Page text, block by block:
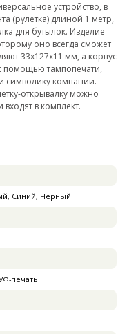
устройство, в
(рулетка) длиной 1 метр,
для бутылок. Изделие
оно всегда сможет
33х127х11 мм, а корпус
помощью тампопечати,
символику компании.
открывалку можно
в комплект.
Синий, Черный
печать